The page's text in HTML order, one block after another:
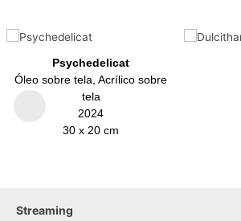
Psychedelicat
Óleo sobre tela, Acrílico sobre
tela
2024
30 x 20 cm
Streaming